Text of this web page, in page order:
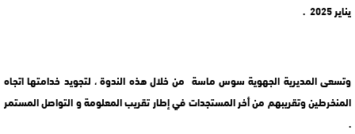
يناير 2025 .
وتسعى المديرية الجهوية سوس ماسة من خلال هذه الندوة ، لتجويد خدامتها اتجاه
المنخرطين وتقريبهم من أخر المستجدات في إطار تقريب المعلومة و التواصل المستمر
.